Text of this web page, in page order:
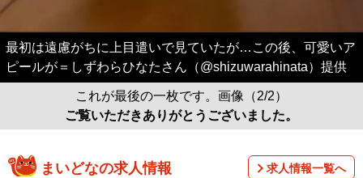
最初は遠慮がちに上目遣いで見ていたが…この後、可愛いア
ピールが＝しずわらひなたさん（@shizuwarahinata）提供
これが最後の一枚です。画像（2/2）
ご覧いただきありがとうございました。
まいどなの求人情報 求人情報一覧へ